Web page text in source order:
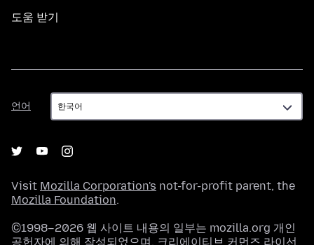
도움 받기
언어
언
어
Visit Mozilla Corporation's not-for-profit parent, the
Mozilla Foundation.
©1998–2026 웹 사이트 내용의 일부는 mozilla.org 개인
공헌자에 의해 작성되었으며, 크리에이티브 커먼즈 라이선